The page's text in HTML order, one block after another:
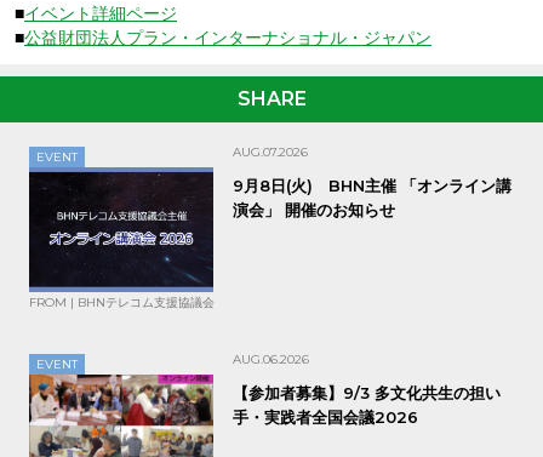
■イベント詳細ページ
■公益財団法人プラン・インターナショナル・ジャパン
SHARE
EVENT AUG.07.2026
9月8日(火) BHN主催 「オンライン講
演会」 開催のお知らせ
FROM | BHNテレコム支援協議会
EVENT AUG.06.2026
【参加者募集】9/3 多文化共生の担い
手・実践者全国会議2026